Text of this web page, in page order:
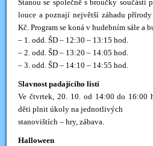
Stanou se společně s broučky součástí
louce a poznají největší záhadu
Kč. Program se koná v hudebním sále a
– 1. odd. ŠD – 12:30 – 13:15 hod.
– 2. odd. ŠD – 13:20 – 14:05 hod.
– 3. odd. ŠD – 14:10 – 14:55 hod.
Slavnost padajícího listí
Ve čtvrtek, 20. 10. od 14:00 do 16:00
děti plnit úkoly na jednotlivých
stanovištích – hry, zábava.
Halloween